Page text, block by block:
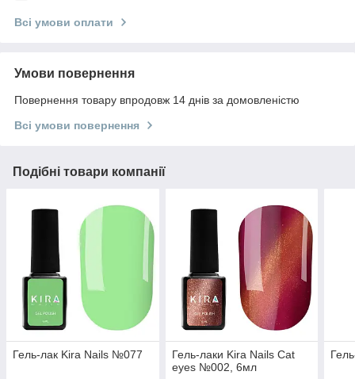
Всі умови оплати
Умови повернення
Повернення товару впродовж 14 днів за домовленістю
Всі умови повернення
Подібні товари компанії
Гель-лак Kira Nails №077
Гель-лаки Kira Nails Cat
eyes №002, 6мл